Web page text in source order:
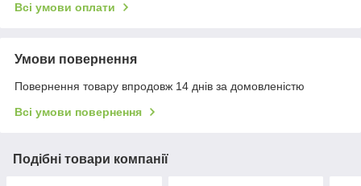
Всі умови оплати
Умови повернення
Повернення товару впродовж 14 днів за домовленістю
Всі умови повернення
Подібні товари компанії